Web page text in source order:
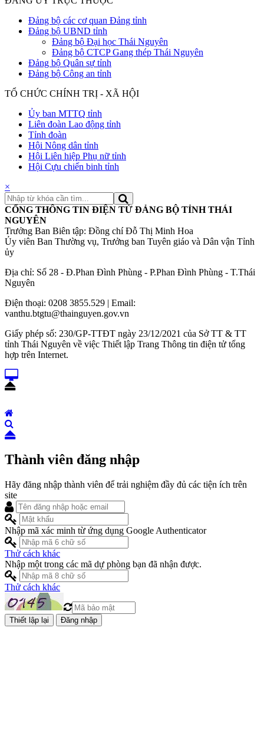
Đảng bộ các cơ quan Đảng tỉnh
Đảng bộ UBND tỉnh
Đảng bộ Đại học Thái Nguyên
Đảng bộ CTCP Gang thép Thái Nguyên
Đảng bộ Quân sự tỉnh
Đảng bộ Công an tỉnh
TỔ CHỨC CHÍNH TRỊ - XÃ HỘI
Ủy ban MTTQ tỉnh
Liên đoàn Lao động tỉnh
Tỉnh đoàn
Hội Nông dân tỉnh
Hội Liên hiệp Phụ nữ tỉnh
Hội Cựu chiến binh tỉnh
×
CỔNG THÔNG TIN ĐIỆN TỬ ĐẢNG BỘ TỈNH THÁI
NGUYÊN
Trưởng Ban Biên tập: Đồng chí Đỗ Thị Minh Hoa
Ủy viên Ban Thường vụ, Trưởng ban Tuyên giáo và Dân vận Tỉnh
ủy
Địa chỉ: Số 28 - Đ.Phan Đình Phùng - P.Phan Đình Phùng - T.Thái
Nguyên
Điện thoại: 0208 3855.529 | Email:
vanthu.btgtu@thainguyen.gov.vn
Giấy phép số: 230/GP-TTĐT ngày 23/12/2021 của Sở TT & TT
tỉnh Thái Nguyên về việc Thiết lập Trang Thông tin điện tử tổng
hợp trên Internet.
Thành viên đăng nhập
Hãy đăng nhập thành viên để trải nghiệm đầy đủ các tiện ích trên
site
Nhập mã xác minh từ ứng dụng Google Authenticator
Thử cách khác
Nhập một trong các mã dự phòng bạn đã nhận được.
Thử cách khác
Đăng nhập